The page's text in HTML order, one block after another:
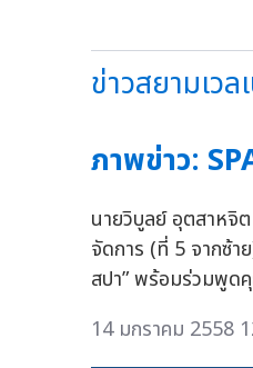
ข่าวสยามเว
ภาพข่าว:
นายวิบูลย์ อุตสาหจิ
จัดการ (ที่ 5 จากซ้า
สปา” พร้อมร่วมพูด
14 มกราคม 2558